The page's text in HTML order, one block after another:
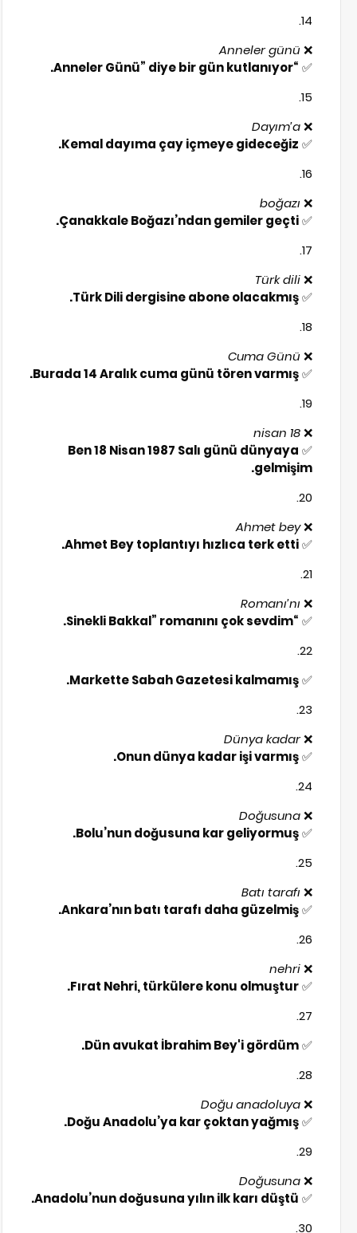
❌
Anneler günü
✅
“Anneler Günü” diye bir gün kutlanıyor.
❌
Dayım’a
✅
Kemal dayıma çay içmeye gideceğiz.
❌
boğazı
✅
Çanakkale Boğazı’ndan gemiler geçti.
❌
Türk dili
✅
Türk Dili dergisine abone olacakmış.
❌
Cuma Günü
✅
Burada 14 Aralık cuma günü tören varmış.
❌
18 nisan
✅
Ben 18 Nisan 1987 Salı günü dünyaya
gelmişim.
❌
Ahmet bey
✅
Ahmet Bey toplantıyı hızlıca terk etti.
❌
Romanı’nı
✅
“Sinekli Bakkal” romanını çok sevdim.
✅
Markette Sabah Gazetesi kalmamış.
❌
Dünya kadar
✅
Onun dünya kadar işi varmış.
❌
Doğusuna
✅
Bolu’nun doğusuna kar geliyormuş.
❌
Batı tarafı
✅
Ankara’nın batı tarafı daha güzelmiş.
❌
nehri
✅
Fırat Nehri, türkülere konu olmuştur.
✅
Dün avukat İbrahim Bey'i gördüm.
❌
Doğu anadoluya
✅
Doğu Anadolu’ya kar çoktan yağmış.
❌
Doğusuna
✅
Anadolu’nun doğusuna yılın ilk karı düştü.